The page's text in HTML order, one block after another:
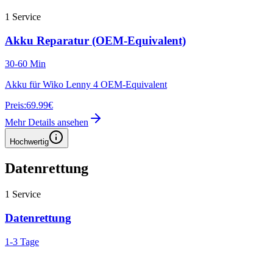
1 Service
Akku Reparatur (OEM-Equivalent)
30-60 Min
Akku für Wiko Lenny 4 OEM-Equivalent
Preis:69.99€
Mehr Details ansehen
Hochwertig
Datenrettung
1 Service
Datenrettung
1-3 Tage